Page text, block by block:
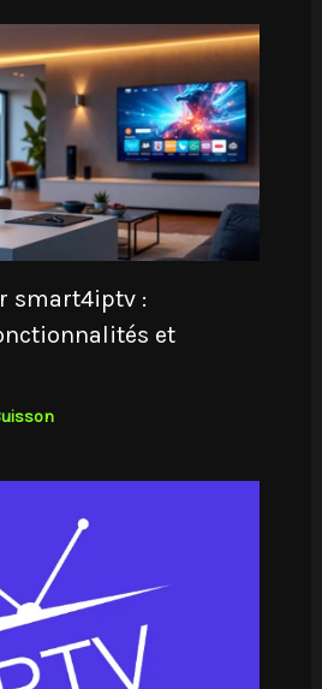
smart4iptv :
et